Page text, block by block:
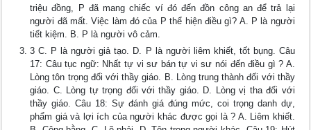
triệu đồng, P đã mang chiếc ví đó đến đồn công an để trả lại
người đã mất. Việc làm đó của P thể hiện điều gì? A. P là người
tiết kiệm. B. P là người vô cảm.
3 C. P là người giả tạo. D. P là người liêm khiết, tốt bụng. Câu
17: Câu tục ngữ: Nhất tự vi sư bán tự vi sư nói đến điều gì ? A.
Lòng tôn trọng đối với thầy giáo. B. Lòng trung thành đối với thầy
giáo. C. Lòng tự trọng đối với thầy giáo. D. Lòng vị tha đối với
thầy giáo. Câu 18: Sự đánh giá đúng mức, coi trọng danh dự,
phẩm giá và lợi ích của người khác được gọi là ? A. Liêm khiết.